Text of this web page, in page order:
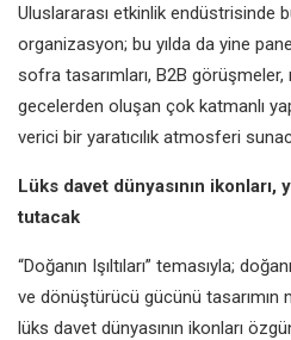
Uluslararası etkinlik endüstrisinde
organizasyon; bu yılda da yine
sofra tasarımları, B2B
gecelerden oluşan çok katmanlı
verici bir yaratıcılık atmosferi
Lüks davet dünyasının ikonları,
tutacak
“Doğanın Işıltıları” temasıyla;
ve dönüştürücü gücünü tasarımın
lüks davet dünyasının ikonları